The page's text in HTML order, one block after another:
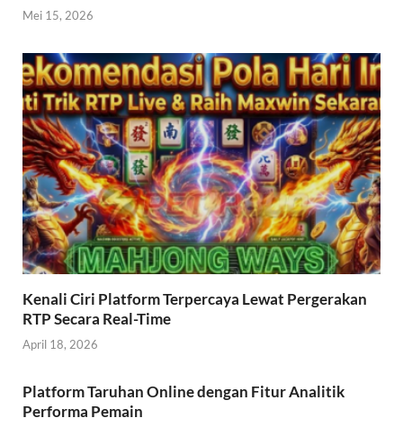
Mei 15, 2026
Kenali Ciri Platform Terpercaya Lewat Pergerakan
RTP Secara Real-Time
April 18, 2026
Platform Taruhan Online dengan Fitur Analitik
Performa Pemain